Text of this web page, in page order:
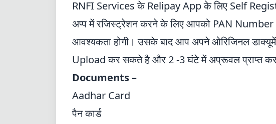
RNFI Servicesके Relipay App के लिए Self
अप्प में रजिस्ट्रेशन करने के लिए आपको PAN Number
आवश्यकता होगी। उसके बाद आप अपने ओरिजिनल
Upload कर सकते है और 2 -3 घंटे में अप्रूवल प्राप्त
Documents –
Aadhar Card
पैन कार्ड